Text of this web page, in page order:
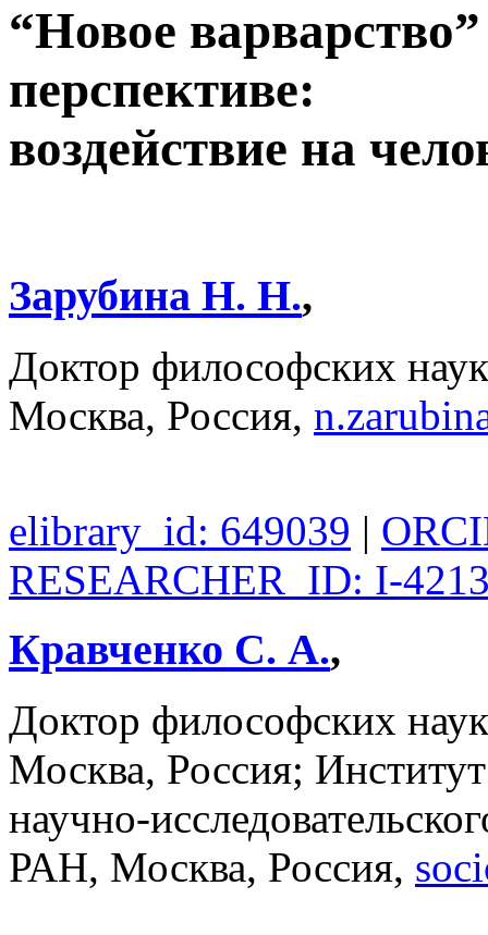
“Новое
перспективе:
воздействие на
Зарубина Н. Н.,
Доктор философских
Москва, Россия,
elibrary_id: 649039 |
RESEARCHER_ID: I-
Кравченко С. А.,
Доктор философских
Москва, Россия;
научно-
РАН, Москва, Россия,